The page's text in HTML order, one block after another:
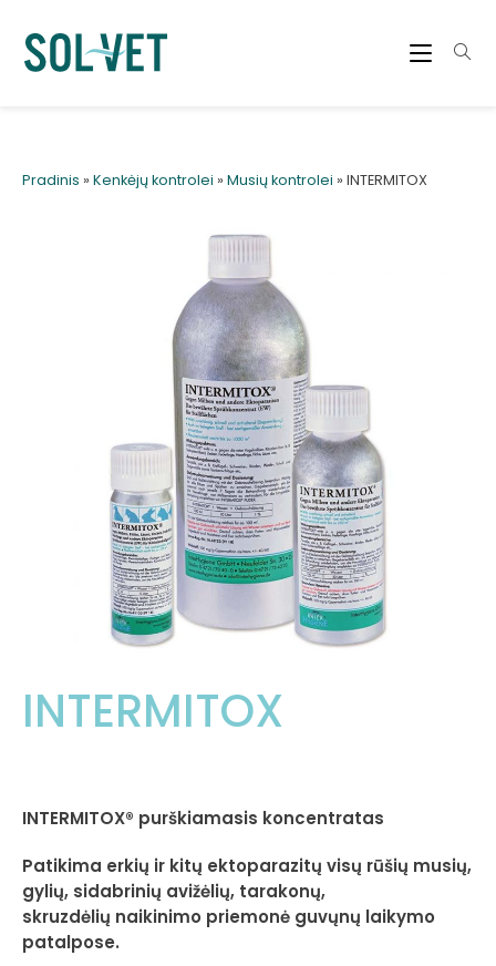
Pradinis » Kenkėjų kontrolei » Musių kontrolei » INTERMITOX
INTERMITOX
INTERMITOX® purškiamasis koncentratas
Patikima erkių ir kitų ektoparazitų visų rūšių musių,
gylių, sidabrinių avižėlių, tarakonų,
skruzdėlių naikinimo priemonė guvųnų laikymo
patalpose.